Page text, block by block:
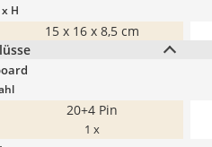
H
15 x 16 x 8,5 cm
20+4 Pin
1 x